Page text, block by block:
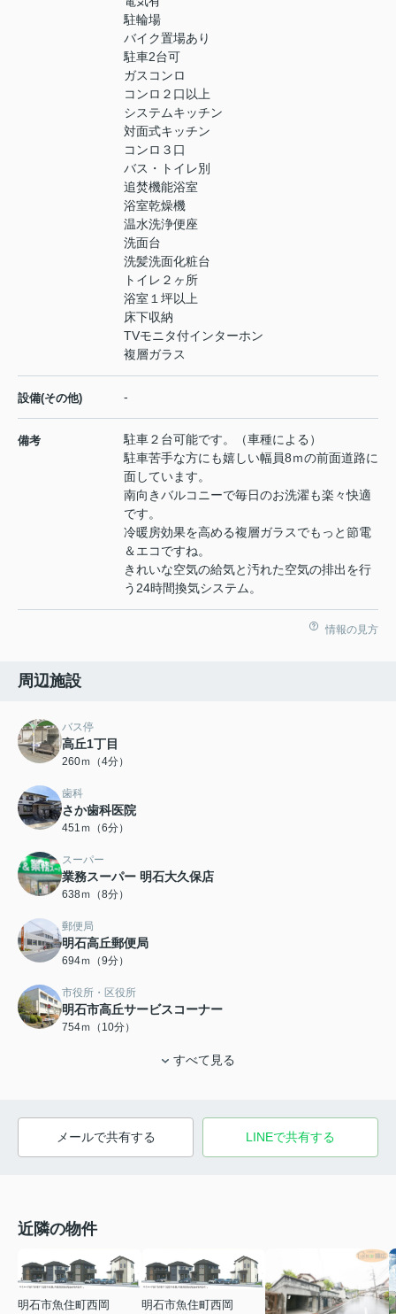
駐輪場
バイク置場あり
駐車2台可
ガスコンロ
コンロ２口以上
システムキッチン
対面式キッチン
コンロ３口
バス・トイレ別
追焚機能浴室
浴室乾燥機
温水洗浄便座
洗面台
洗髪洗面化粧台
トイレ２ヶ所
浴室１坪以上
床下収納
TVモニタ付インターホン
複層ガラス
設備(その他) -
備考
駐車２台可能です。（車種による）
駐車苦手な方にも嬉しい幅員8ｍの前面道路に
面しています。
南向きバルコニーで毎日のお洗濯も楽々快適
です。
冷暖房効果を高める複層ガラスでもっと節電
＆エコですね。
きれいな空気の給気と汚れた空気の排出を行
う24時間換気システム。
情報の見方
周辺施設
バス停
高丘1丁目
260ｍ（4分）
歯科
さか歯科医院
451ｍ（6分）
スーパー
業務スーパー 明石大久保店
638ｍ（8分）
郵便局
明石高丘郵便局
694ｍ（9分）
市役所・区役所
明石市高丘サービスコーナー
754ｍ（10分）
すべて見る
メールで共有する LINEで共有する
近隣の物件
明石市魚住町西岡
明石市魚住町西岡